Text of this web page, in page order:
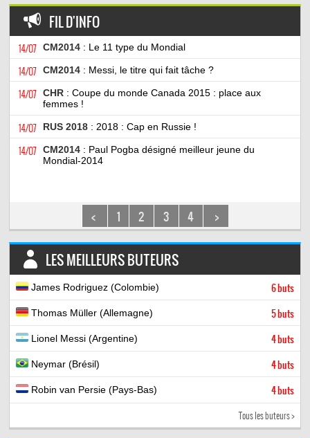
FIL D'INFO
14/07 CM2014 : Le 11 type du Mondial
14/07 CM2014 : Messi, le titre qui fait tâche ?
14/07 CHR : Coupe du monde Canada 2015 : place aux
femmes !
14/07 RUS 2018 : 2018 : Cap en Russie !
14/07 CM2014 : Paul Pogba désigné meilleur jeune du
Mondial-2014
< 1 2 3 4 >
LES MEILLEURS BUTEURS
James Rodriguez (Colombie) 6 buts
Thomas Müller (Allemagne) 5 buts
Lionel Messi (Argentine) 4 buts
Neymar (Brésil) 4 buts
Robin van Persie (Pays-Bas) 4 buts
Tous les buteurs >